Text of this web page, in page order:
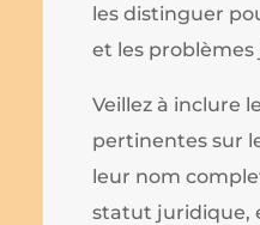
les distinguer
et les
Veillez à inclure
pertinentes sur
leur nom
statut juridique,